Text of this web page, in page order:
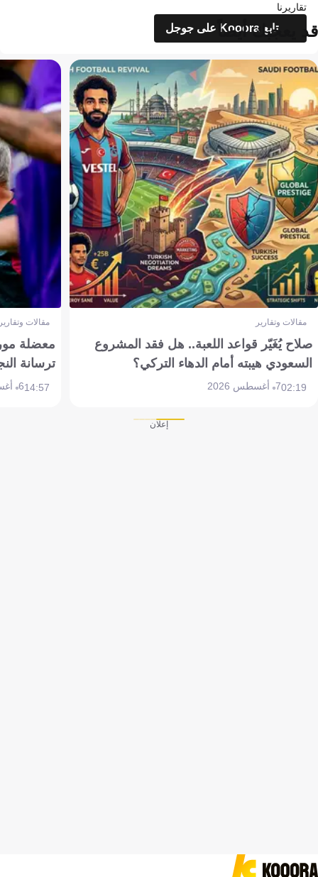
تقاريرنا
تابع Kooora على جوجل
قد يعجبك أيضاً
مقالات وتقارير
صلاح يُغَيّر قواعد اللعبة.. هل فقد المشروع
السعودي هيبته أمام الدهاء التركي؟
02:197 أغسطس 2026
مقالات
معضلة
ترسانة
14:576 أغسطس 2026
إعلان